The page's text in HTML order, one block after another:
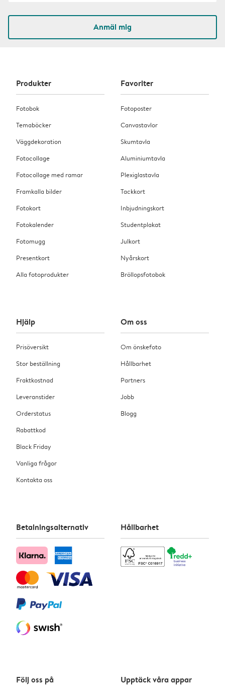
Anmäl mig
Produkter
Fotobok
Temaböcker
Väggdekoration
Fotocollage
Fotocollage med ramar
Framkalla bilder
Fotokort
Fotokalender
Fotomugg
Presentkort
Alla fotoprodukter
Favoriter
Fotoposter
Canvastavlor
Skumtavla
Aluminiumtavla
Plexiglastavla
Tackkort
Inbjudningskort
Studentplakat
Julkort
Nyårskort
Bröllopsfotobok
Hjälp
Prisöversikt
Stor beställning
Fraktkostnad
Leveranstider
Orderstatus
Rabattkod
Black Friday
Vanliga frågor
Kontakta oss
Om oss
Om önskefoto
Hållbarhet
Partners
Jobb
Blogg
Betalningsalternativ Hållbarhet
Följ oss på Upptäck våra appar